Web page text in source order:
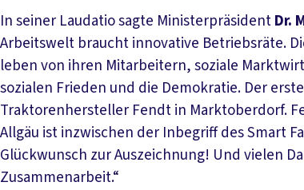
In seiner Laudatio sagte MinisterpräsidentDr.
Arbeitswelt braucht innovative Betriebsräte.
leben von ihren Mitarbeitern, soziale
sozialen Frieden und die Demokratie. Der
Traktorenhersteller Fendt in Marktoberdorf.
Allgäu ist inzwischen der Inbegriff des Smart
Glückwunsch zur Auszeichnung! Und vielen
Zusammenarbeit.“